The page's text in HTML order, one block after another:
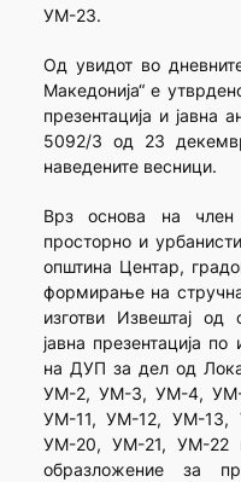
УМ-23.
Од увидот во
Македонија“ е
презентација и јавна
5092/3 од 23
наведените весници.
Врз основа на
просторно и
општина Центар,
формирање на
изготви Извештај од
јавна презентација
на ДУП за дел од
УМ-2, УМ-3, УМ-4,
УМ-11, УМ-12, УМ-
УМ-20, УМ-21, УМ-22
образложение за